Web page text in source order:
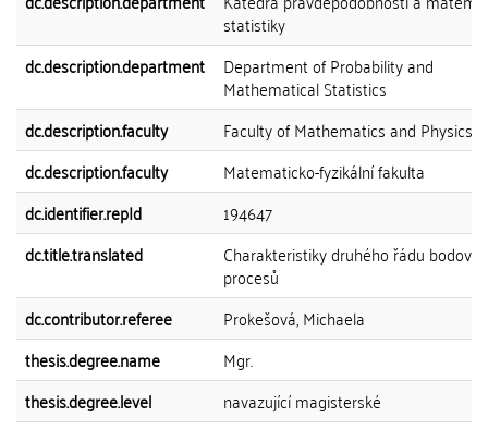
statistiky
dc.description.department
Department of Probability and
Mathematical Statistics
dc.description.faculty
Faculty of Mathematics and Physics
dc.description.faculty
Matematicko-fyzikální fakulta
dc.identifier.repId
194647
dc.title.translated
Charakteristiky druhého řádu
procesů
dc.contributor.referee
Prokešová, Michaela
thesis.degree.name
Mgr.
thesis.degree.level
navazující magisterské